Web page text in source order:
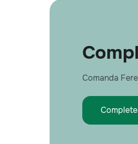
Comanda